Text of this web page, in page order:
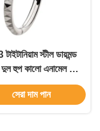
স্টীল ডায়মন্ড
দুল হুপ কালো এনামেল এবং
হাইপোএলার্জেনিক
সেরা দাম পান